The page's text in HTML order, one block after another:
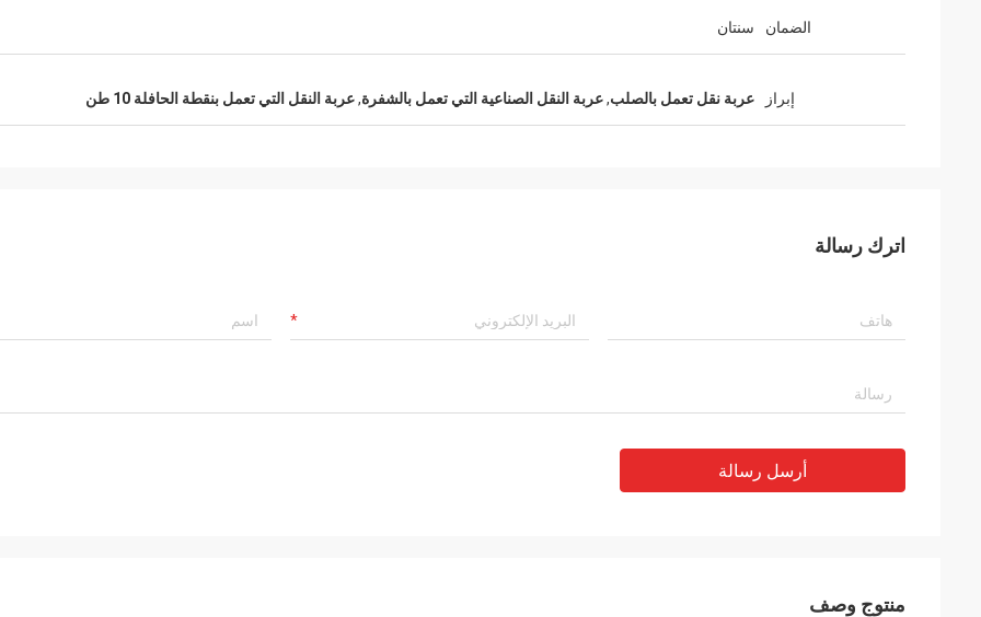
الضمان سنتان
إبراز عربة نقل تعمل بالصلب,عربة النقل الصناعية التي تعمل بالشفرة,عربة النقل التي تعمل بنقطة الحافلة 10 طن
اترك رسالة
أرسل رسالة
منتوج وصف